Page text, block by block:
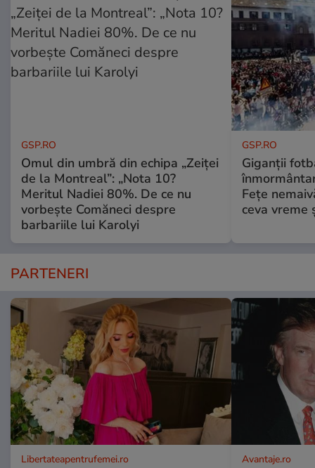
GSP.RO
Omul din umbră din echipa „Zeiței
de la Montreal”: „Nota 10?
Meritul Nadiei 80%. De ce nu
vorbește Comăneci despre
barbariile lui Karolyi
GSP.RO
Giganții
Fețe
ceva vreme
PARTENERI
Libertateapentrufemei.ro Avantaje.ro